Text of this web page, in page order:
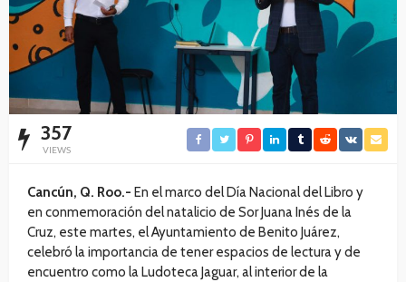
357
VIEWS
Cancún, Q. Roo.- En el marco del Día Nacional del Libro y
en conmemoración del natalicio de Sor Juana Inés de la
Cruz, este martes, el Ayuntamiento de Benito Juárez,
celebró la importancia de tener espacios de lectura y de
encuentro como la Ludoteca Jaguar, al interior de la